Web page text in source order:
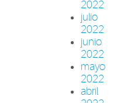
2022
julio
2022
junio
2022
mayo
2022
abril